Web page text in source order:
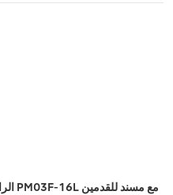
الراحة القصوى: كرسي مكتب جلدي مريح PM03F-16L مع مسند للقدمين